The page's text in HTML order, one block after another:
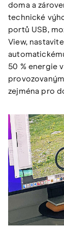
doma a
technické
portů USB,
View,
50 % energie
zejména pro